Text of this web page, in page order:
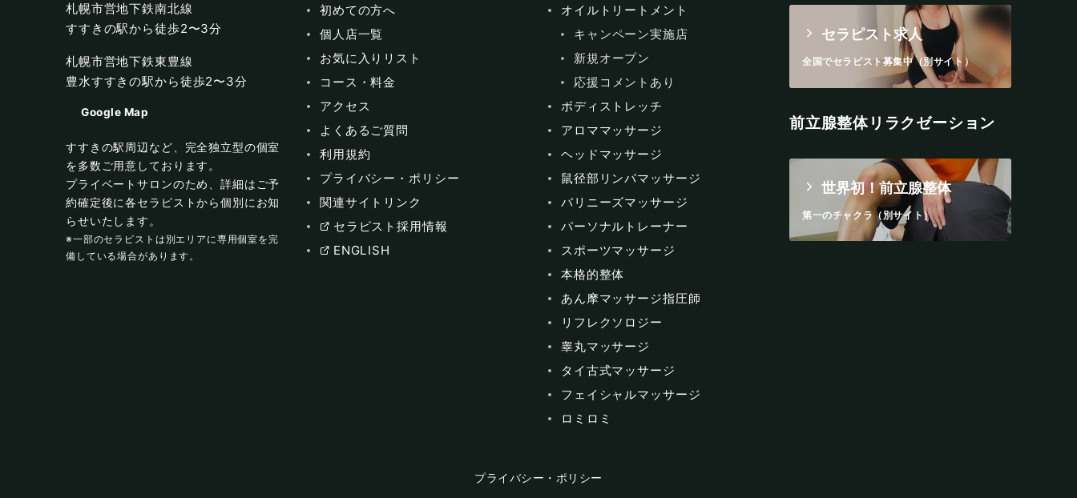
札幌市営地下鉄南北線
すすきの駅から徒歩2〜3分
札幌市営地下鉄東豊線
豊水すすきの駅から徒歩2〜3分
Google Map
すすきの駅周辺など、完全独立型の個室
を多数ご用意しております。
プライベートサロンのため、詳細はご予
約確定後に各セラピストから個別にお知
らせいたします。
※一部のセラピストは別エリアに専用個室を完
備している場合があります。
初めての方へ
個人店一覧
お気に入りリスト
コース・料金
アクセス
よくあるご質問
利用規約
プライバシー・ポリシー
関連サイトリンク
セラピスト採用情報
ENGLISH
オイルトリートメント
キャンペーン実施店
新規オープン
応援コメントあり
ボディストレッチ
アロママッサージ
ヘッドマッサージ
鼠径部リンパマッサージ
バリニーズマッサージ
パーソナルトレーナー
スポーツマッサージ
本格的整体
あん摩マッサージ指圧師
リフレクソロジー
睾丸マッサージ
タイ古式マッサージ
フェイシャルマッサージ
ロミロミ
セラピスト求人
全国でセラピスト募集中（別サイト）
前立腺整体リラクゼーション
世界初！前立腺整体
第一のチャクラ（別サイト）
プライバシー・ポリシー